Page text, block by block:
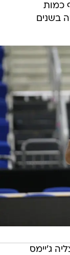
כמות
בשנים
ג'יימס